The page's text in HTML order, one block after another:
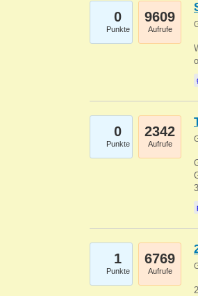
0
Punkte
9609
Aufrufe
0
Punkte
2342
Aufrufe
1
Punkte
6769
Aufrufe